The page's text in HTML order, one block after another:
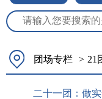
团场专栏 > 21
二十一团：做